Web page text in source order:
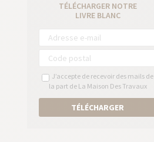
TÉLÉCHARGER NOTRE
LIVRE BLANC
J’accepte de recevoir des mails de
la part de La Maison Des Travaux
TÉLÉCHARGER